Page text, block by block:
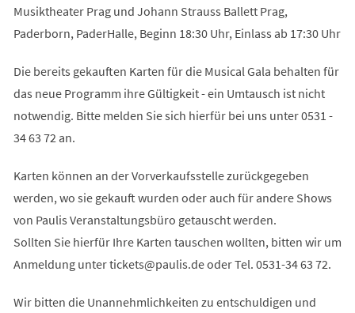
Musiktheater Prag und Johann Strauss Ballett Prag,
Paderborn, PaderHalle, Beginn 18:30 Uhr, Einlass ab 17:30 Uhr
Die bereits gekauften Karten für die Musical Gala behalten für
das neue Programm ihre Gültigkeit - ein Umtausch ist nicht
notwendig. Bitte melden Sie sich hierfür bei uns unter 0531 -
34 63 72 an.
Karten können an der Vorverkaufsstelle zurückgegeben
werden, wo sie gekauft wurden oder auch für andere Shows
von Paulis Veranstaltungsbüro getauscht werden.
Sollten Sie hierfür Ihre Karten tauschen wollten, bitten wir um
Anmeldung untertickets paulis deoder Tel. 0531-34 63 72.
Wir bitten die Unannehmlichkeiten zu entschuldigen und